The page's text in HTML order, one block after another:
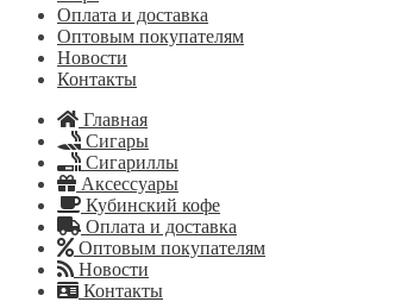
Оплата и доставка
Оптовым покупателям
Новости
Контакты
Главная
Сигары
Сигариллы
Аксессуары
Кубинский кофе
Оплата и доставка
Оптовым покупателям
Новости
Контакты